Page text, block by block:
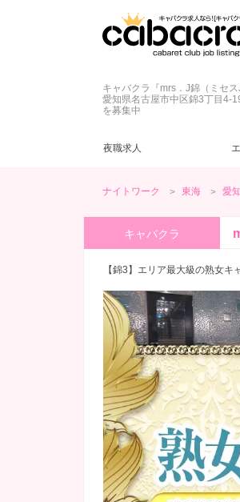
キャバクラ『mrs．J錦（ミセ
愛知県名古屋市中区錦3丁目4-
を募集中
夜職求人
(20) 錦
春
愛知
桑名
キャバクラ (27) ラウ
ネイル自由 (2) 髪型
ヘ
(1) 未経
ノンアルOK (12) 友達
終電上がりOK (9) 高級
カラオケあり (6)
(23) 私服
日
50代
ナイトワーク 東海 愛
キャバクラ
【錦3】エリア最大級の熟女